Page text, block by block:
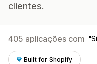
clientes.
405 aplicações com
Built for Shopify